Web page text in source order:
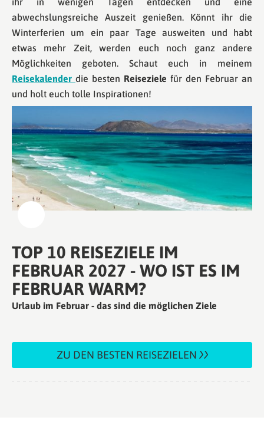
abwechslungsreiche Auszeit genießen. Könnt ihr die
Winterferien um ein paar Tage ausweiten und habt
etwas mehr Zeit, werden euch noch ganz andere
Möglichkeiten geboten. Schaut euch in meinem
Reisekalender die besten Reiseziele für den Februar an
und holt euch tolle Inspirationen!
TOP 10 REISEZIELE IM
FEBRUAR 2027 - WO IST ES IM
FEBRUAR WARM?
Urlaub im Februar - das sind die möglichen Ziele
ZU DEN BESTEN REISEZIELEN